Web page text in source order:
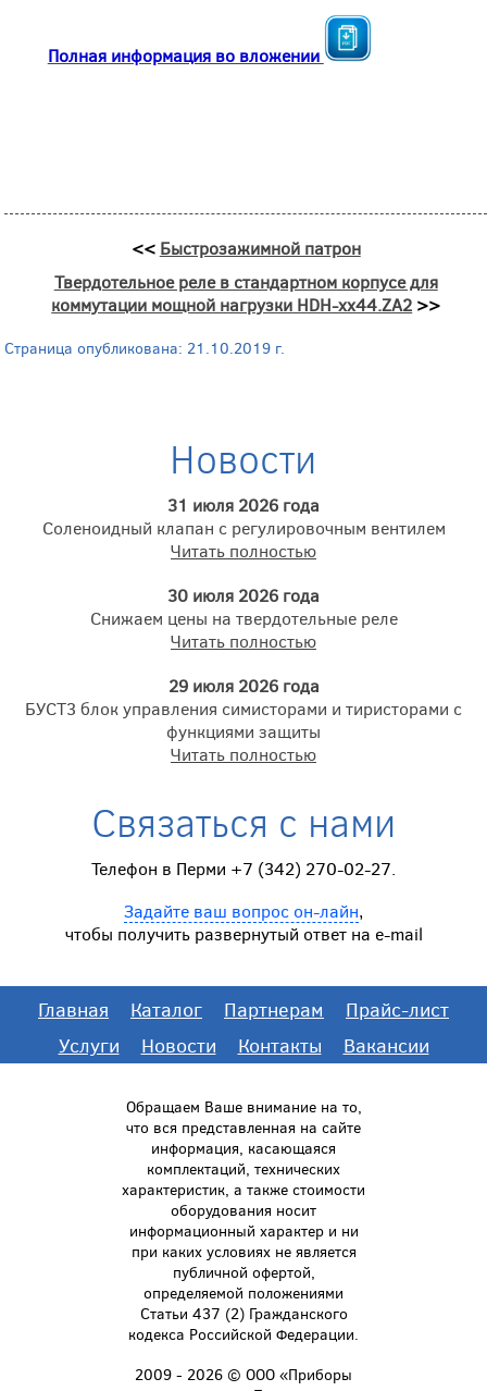
Полная информация во вложении
<< Быстрозажимной патрон
Твердотельное реле в стандартном корпусе для
коммутации мощной нагрузки HDH-хх44.ZA2 >>
Страница опубликована: 21.10.2019 г.
Новости
31 июля 2026 года
Соленоидный клапан с регулировочным вентилем
Читать полностью
30 июля 2026 года
Снижаем цены на твердотельные реле
Читать полностью
29 июля 2026 года
БУСТ3 блок управления симисторами и тиристорами с
функциями защиты
Читать полностью
Связаться с нами
Телефон в Перми +7 (342) 270-02-27.
Задайте ваш вопрос он-лайн,
чтобы получить развернутый ответ на e-mail
Главная Каталог Партнерам
Прайс-лист
Услуги
Новости Контакты Вакансии
Обращаем Ваше внимание на то,
что вся представленная на сайте
информация, касающаяся
комплектаций, технических
характеристик, а также стоимости
оборудования носит
информационный характер и ни
при каких условиях не является
публичной офертой,
определяемой положениями
Статьи 437 (2) Гражданского
кодекса Российской Федерации.
2009 - 2026 © ООО «Приборы